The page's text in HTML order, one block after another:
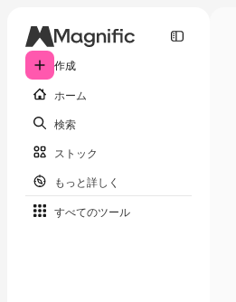
作成
ホーム
検索
ストック
もっと詳しく
すべてのツール